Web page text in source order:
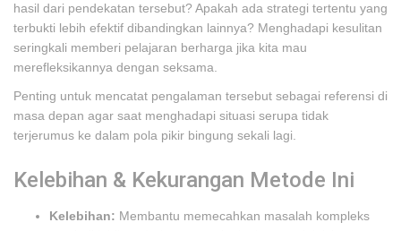
hasil dari pendekatan tersebut? Apakah ada strategi tertentu yang
terbukti lebih efektif dibandingkan lainnya? Menghadapi kesulitan
seringkali memberi pelajaran berharga jika kita mau
merefleksikannya dengan seksama.
Penting untuk mencatat pengalaman tersebut sebagai referensi di
masa depan agar saat menghadapi situasi serupa tidak
terjerumus ke dalam pola pikir bingung sekali lagi.
Kelebihan & Kekurangan Metode Ini
Kelebihan: Membantu memecahkan masalah kompleks